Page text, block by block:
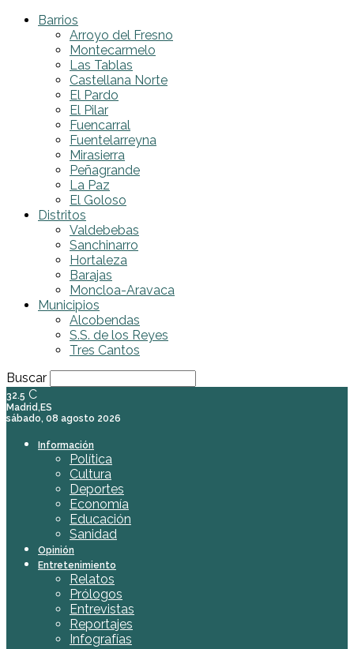
Barrios
Arroyo del Fresno
Montecarmelo
Las Tablas
Castellana Norte
El Pardo
El Pilar
Fuencarral
Fuentelarreyna
Mirasierra
Peñagrande
La Paz
El Goloso
Distritos
Valdebebas
Sanchinarro
Hortaleza
Barajas
Moncloa-Aravaca
Municipios
Alcobendas
S.S. de los Reyes
Tres Cantos
Buscar
32.5 C
Madrid,ES
sábado, 08 agosto 2026
Información
Política
Cultura
Deportes
Economía
Educación
Sanidad
Opinión
Entretenimiento
Relatos
Prólogos
Entrevistas
Reportajes
Infografías